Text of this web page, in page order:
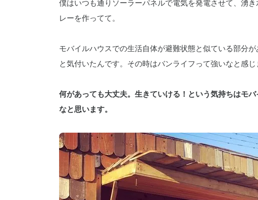
僕はいつも通りソーラーパネルで電気を発電させて、湧
レーを作ってて。
モバイルハウスでの生活自体が避難状態と似ている部分
と気付いたんです。その時はバンライフって強いなと感
何があっても大丈夫。生きていける！という気持ちはモ
なと思います。